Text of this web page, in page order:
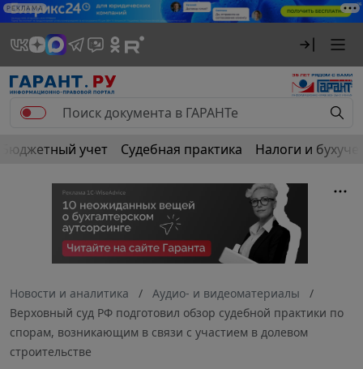
РЕКЛАМА
Бюджетный учет Судебная практика Налоги и
Новости и аналитика
Аудио- и видеоматериалы
Верховный суд РФ подготовил обзор судебной практики по
спорам, возникающим в связи с участием в долевом
строительстве